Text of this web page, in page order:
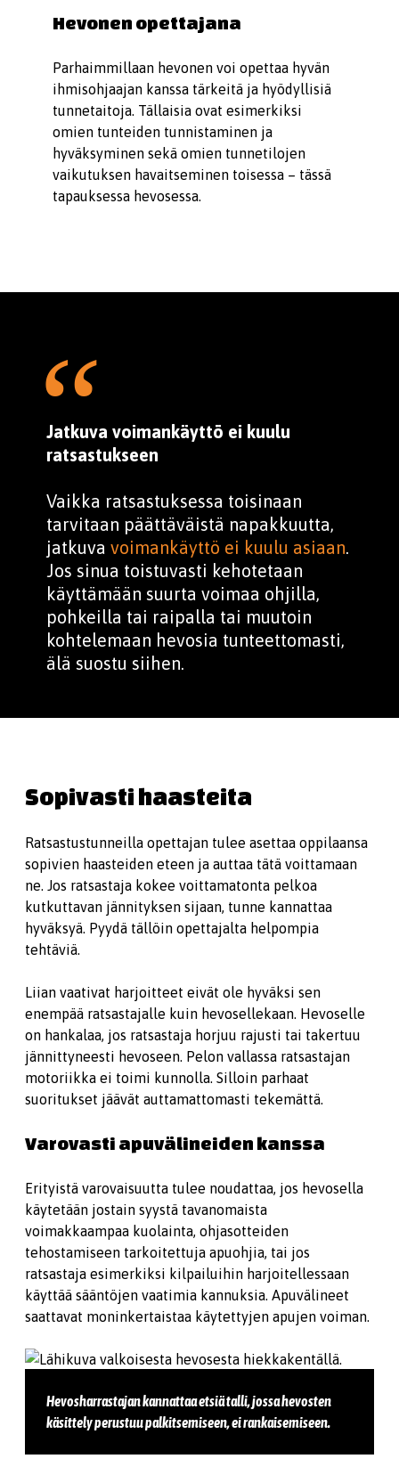
Hevonen opettajana
Parhaimmillaan hevonen voi opettaa hyvän
ihmisohjaajan kanssa tärkeitä ja hyödyllisiä
tunnetaitoja. Tällaisia ovat esimerkiksi
omien tunteiden tunnistaminen ja
hyväksyminen sekä omien tunnetilojen
vaikutuksen havaitseminen toisessa – tässä
tapauksessa hevosessa.
Jatkuva voimankäyttö ei kuulu
ratsastukseen
Vaikka ratsastuksessa toisinaan
tarvitaan päättäväistä napakkuutta,
jatkuva voimankäyttö ei kuulu asiaan.
Jos sinua toistuvasti kehotetaan
käyttämään suurta voimaa ohjilla,
pohkeilla tai raipalla tai muutoin
kohtelemaan hevosia tunteettomasti,
älä suostu siihen.
Sopivasti haasteita
Ratsastustunneilla opettajan tulee asettaa oppilaansa
sopivien haasteiden eteen ja auttaa tätä voittamaan
ne. Jos ratsastaja kokee voittamatonta pelkoa
kutkuttavan jännityksen sijaan, tunne kannattaa
hyväksyä. Pyydä tällöin opettajalta helpompia
tehtäviä.
Liian vaativat harjoitteet eivät ole hyväksi sen
enempää ratsastajalle kuin hevosellekaan. Hevoselle
on hankalaa, jos ratsastaja horjuu rajusti tai takertuu
jännittyneesti hevoseen. Pelon vallassa ratsastajan
motoriikka ei toimi kunnolla. Silloin parhaat
suoritukset jäävät auttamattomasti tekemättä.
Varovasti apuvälineiden kanssa
Erityistä varovaisuutta tulee noudattaa, jos hevosella
käytetään jostain syystä tavanomaista
voimakkaampaa kuolainta, ohjasotteiden
tehostamiseen tarkoitettuja apuohjia, tai jos
ratsastaja esimerkiksi kilpailuihin harjoitellessaan
käyttää sääntöjen vaatimia kannuksia. Apuvälineet
saattavat moninkertaistaa käytettyjen apujen voiman.
Hevosharrastajan kannattaa etsiä talli, jossa hevosten
käsittely perustuu palkitsemiseen, ei rankaisemiseen.